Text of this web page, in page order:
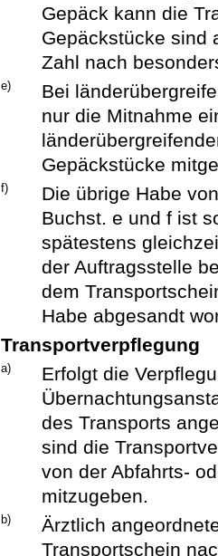
Gepäck kann die
Gepäckstücke sind
Zahl nach
e)
Bei
nur die Mitnahme
Gepäckstücke
f)
Die übrige Habe
Buchst. e und f ist
spätestens
der Auftragsstelle
dem
Habe abgesandt
Transportverpflegung
a)
Erfolgt die
des Transports
sind die
von der Abfahrts-
mitzugeben.
b)
Ärztlich
Transportschein